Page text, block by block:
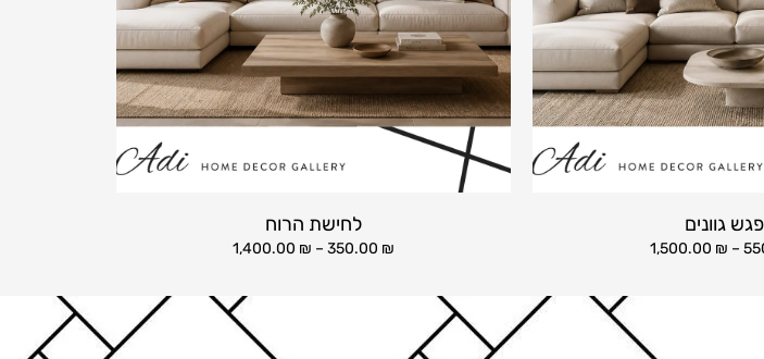
גוונים
–
1,500.00 ₪
לחישת הרוח
350.00 ₪
–
1,400.00 ₪